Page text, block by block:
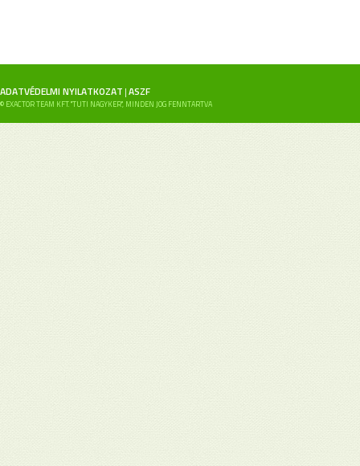
ADATVÉDELMI NYILATKOZAT |ASZF
© EXACTOR TEAM KFT. "TUTI NAGYKER", MINDEN JOG FENNTARTVA